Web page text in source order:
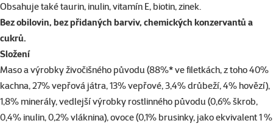
Obsahuje také taurin, inulin, vitamín E, biotin, zinek.
Bez obilovin, bez přidaných barviv, chemických konzervantů a
cukrů.
Složení
Maso a výrobky živočišného původu (88%* ve filetkách, z toho 40%
kachna, 27% vepřová játra, 13% vepřové, 3,4% drůbeží, 4% hovězí),
1,8% minerály, vedlejší výrobky rostlinného původu (0,6% škrob,
0,4% inulin, 0,2% vláknina), ovoce (0,1% brusinky, jako ekvivalent 1 %